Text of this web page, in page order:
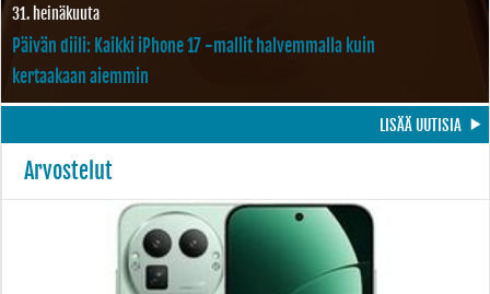
31. heinäkuuta
Päivän diili: Kaikki iPhone 17 -mallit halvemmalla kuin
kertaakaan aiemmin
LISÄÄ UUTISIA
Arvostelut